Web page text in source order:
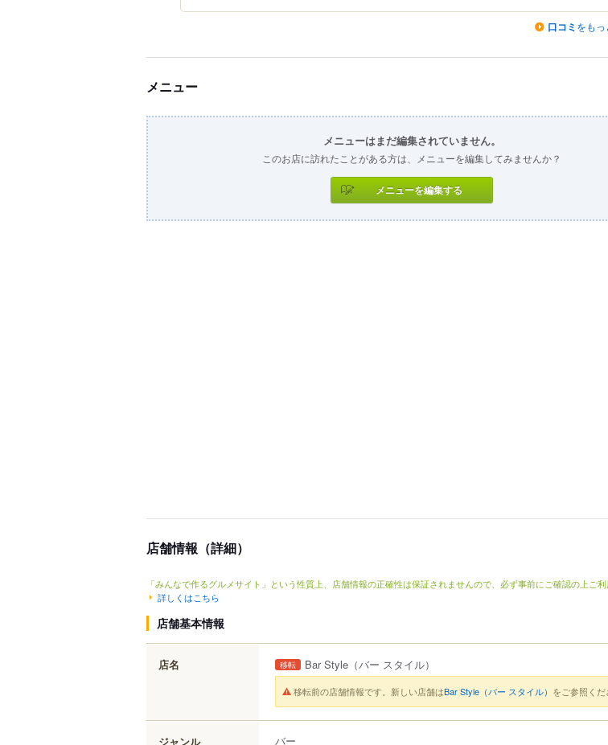
口コミ をもっ
メニュー
メニューはまだ編集されていません。
このお店に訪れたことがある方は、メニューを編集してみませんか？
メニューを編集する
店舗情報（詳細）
「みんなで作るグルメサイト」という性質上、店舗情報の正確性は保証されませんので、必ず事前にご確認の上ご利
詳しくはこちら
店舗基本情報
店名 移転 Bar Style （バー スタイル）
移転前の店舗情報です。新しい店舗はBar Style（バー スタイル） をご参照くだ
ジャンル バー